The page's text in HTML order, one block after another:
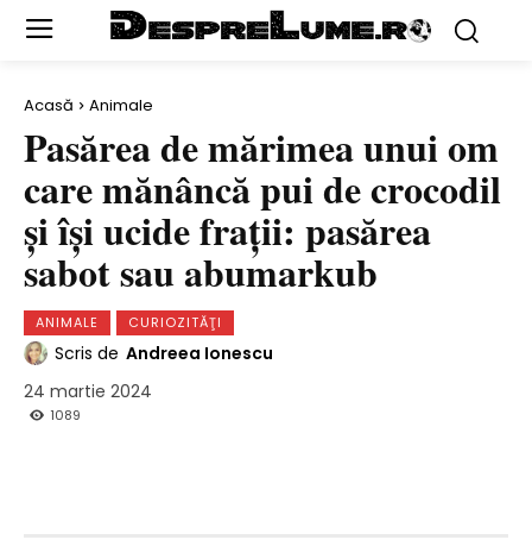
Acasă Animale
Pasărea de mărimea unui om
care mănâncă pui de crocodil
și își ucide frații: pasărea
sabot sau abumarkub
ANIMALE CURIOZITĂŢI
Scris de Andreea Ionescu
24 martie 2024
1089